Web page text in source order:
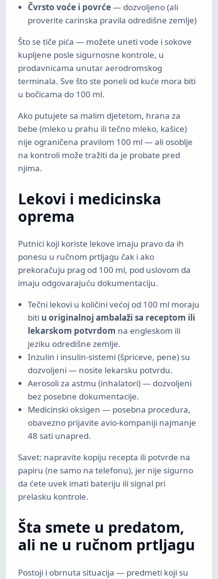
Čvrsto voće i povrće— dozvoljeno (ali
proverite carinska pravila odredišne zemlje)
Što se tiče pića — možete uneti vode i sokove
kupljene posle sigurnosne kontrole, u
prodavnicama unutar aerodromskog
terminala. Sve što ste poneli od kuće mora biti
u bočicama do 100 ml.
Ako putujete sa malim djetetom, hrana za
bebe (mleko u prahu ili tečno mleko, kašice)
nije ograničena pravilom 100 ml — ali osoblje
na kontroli može tražiti da je probate pred
njima.
Lekovi i medicinska
oprema
Putnici koji koriste lekove imaju pravo da ih
ponesu u ručnom prtljagu čak i ako
prekoračuju prag od 100 ml, pod uslovom da
imaju odgovarajuću dokumentaciju.
Tečni lekovi u količini većoj od 100 ml moraju
biti u originalnoj ambalaži sa receptom ili
lekarskom potvrdom na engleskom ili
jeziku odredišne zemlje.
Inzulin i insulin-sistemi (špriceve, pene) su
dozvoljeni — nosite lekarsku potvrdu.
Aerosoli za astmu (inhalatori) — dozvoljeni
bez posebne dokumentacije.
Medicinski oksigen — posebna procedura,
obavezno prijavite avio-kompaniji najmanje
48 sati unapred.
Savet: napravite kopiju recepta ili potvrde na
papiru (ne samo na telefonu), jer nije sigurno
da ćete uvek imati bateriju ili signal pri
prelasku kontrole.
Šta smete u predatom,
ali ne u ručnom prtljagu
Postoji i obrnuta situacija — predmeti koji su